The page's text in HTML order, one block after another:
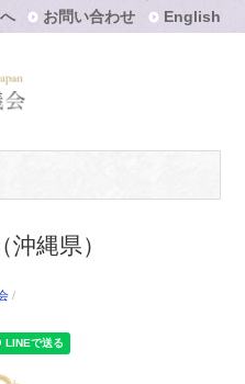
お問い合わせ English
縄県）